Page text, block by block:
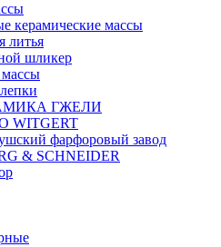
керамические массы
литья
шликер
ГЖЕЛИ
WITGERT
фарфоровый завод
& SCHNEIDER